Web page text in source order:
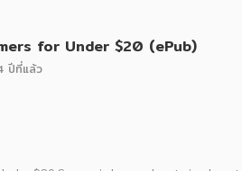
Tips to Multiply Your Customers for Under $20 (ePub)
ปีที่แล้ว